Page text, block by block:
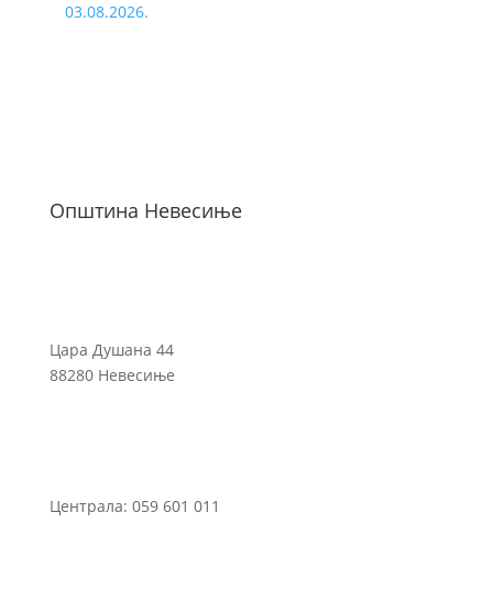
03.08.2026.
Општина Невесиње
Цара Душана 44
88280 Невесиње
Централа: 059 601 011